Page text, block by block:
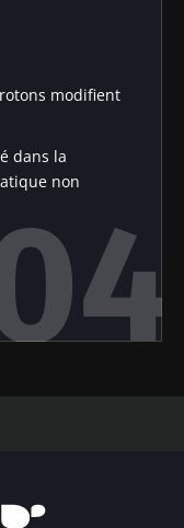
modifient
dans la
non